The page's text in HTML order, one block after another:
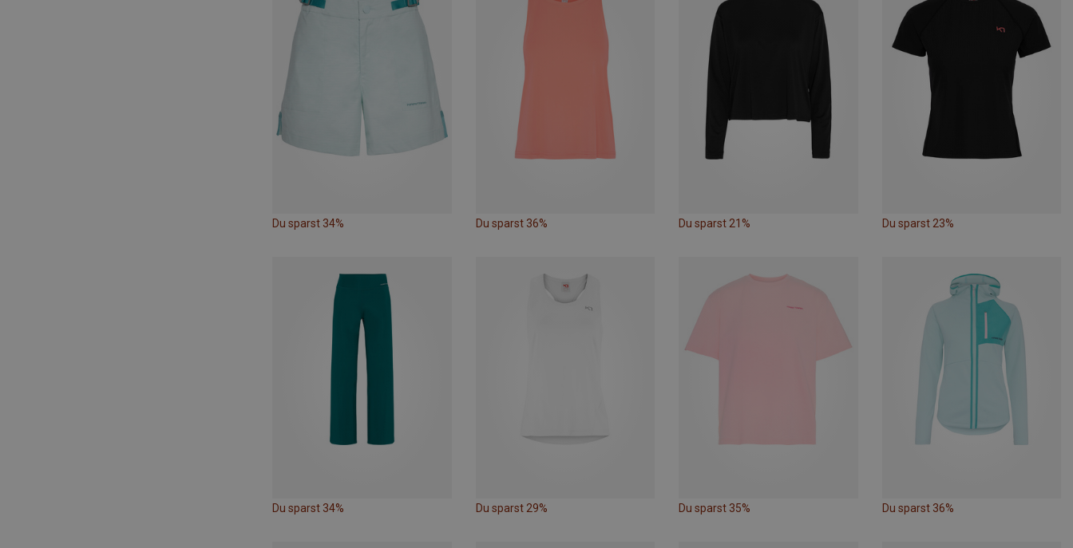
Du sparst 34% Du sparst 36% Du sparst 21% Du sparst 23%
Du sparst 34% Du sparst 29% Du sparst 35% Du sparst 36%